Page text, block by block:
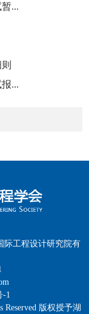
...
...
际工程设计研究院有
-1
版权授予湖